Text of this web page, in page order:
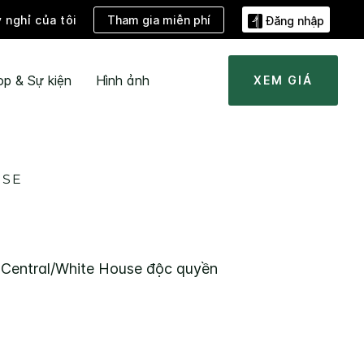
nghỉ của tôi Tham gia miễn phí Đăng nhập
& Sự kiện Hình ảnh XEM GIÁ
White House độc quyền